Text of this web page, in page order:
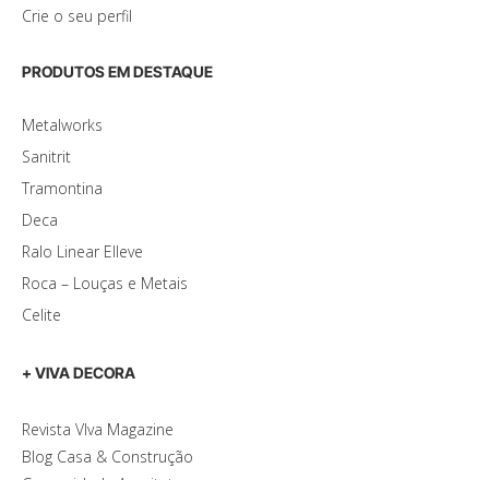
Crie o seu perfil
PRODUTOS EM DESTAQUE
Metalworks
Sanitrit
Tramontina
Deca
Ralo Linear Elleve
Roca – Louças e Metais
Celite
+ VIVA DECORA
Revista VIva Magazine
Blog Casa & Construção